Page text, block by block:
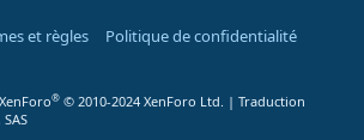
et règles
Politique de confidentialité
® © 2010-2024 XenForo Ltd. | Traduction